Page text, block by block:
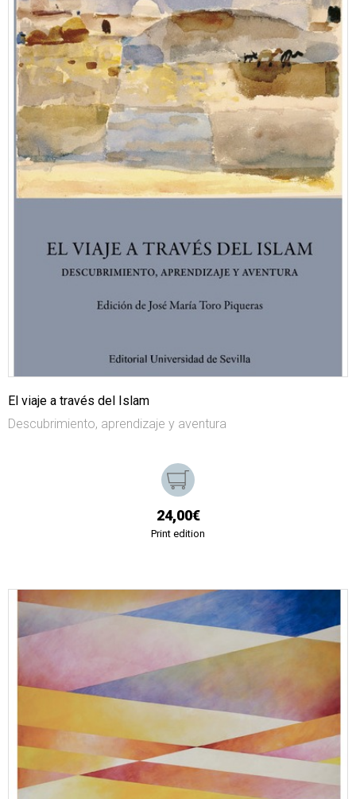
El viaje a través del Islam
Descubrimiento, aprendizaje y aventura
24,00€
Print edition